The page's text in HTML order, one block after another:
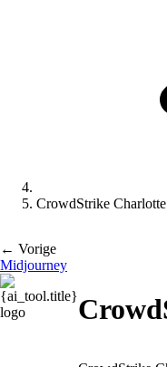
CrowdStrike
← Vorige
Midjourney